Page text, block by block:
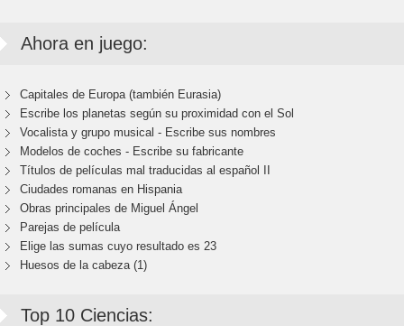
Ahora en juego:
Capitales de Europa (también Eurasia)
Escribe los planetas según su proximidad con el Sol
Vocalista y grupo musical - Escribe sus nombres
Modelos de coches - Escribe su fabricante
Títulos de películas mal traducidas al español II
Ciudades romanas en Hispania
Obras principales de Miguel Ángel
Parejas de película
Elige las sumas cuyo resultado es 23
Huesos de la cabeza (1)
Top 10 Ciencias: